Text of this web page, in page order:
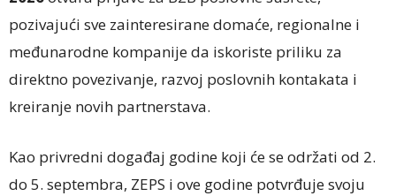
pozivajući sve zainteresirane domaće, regionalne i
međunarodne kompanije da iskoriste priliku za
direktno povezivanje, razvoj poslovnih kontakata i
kreiranje novih partnerstava.
Kao privredni događaj godine koji će se održati od 2.
do 5. septembra, ZEPS i ove godine potvrđuje svoju